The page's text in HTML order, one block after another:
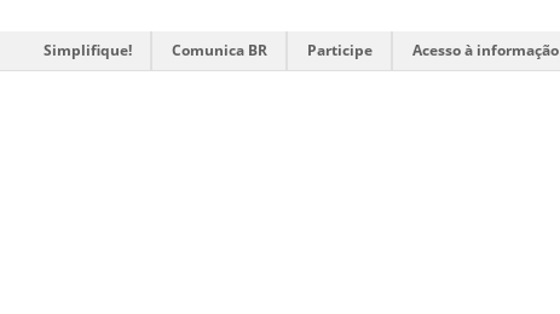
Simplifique! Comunica BR Participe Acesso à informação